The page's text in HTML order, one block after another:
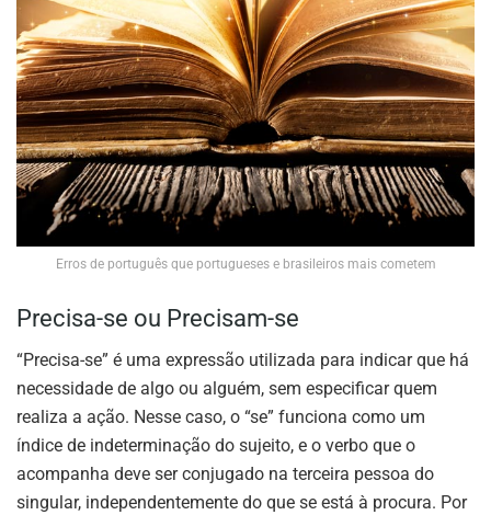
Erros de português que portugueses e brasileiros mais cometem
Precisa-se ou Precisam-se
“Precisa-se” é uma expressão utilizada para indicar que há
necessidade de algo ou alguém, sem especificar quem
realiza a ação. Nesse caso, o “se” funciona como um
índice de indeterminação do sujeito, e o verbo que o
acompanha deve ser conjugado na terceira pessoa do
singular, independentemente do que se está à procura. Por